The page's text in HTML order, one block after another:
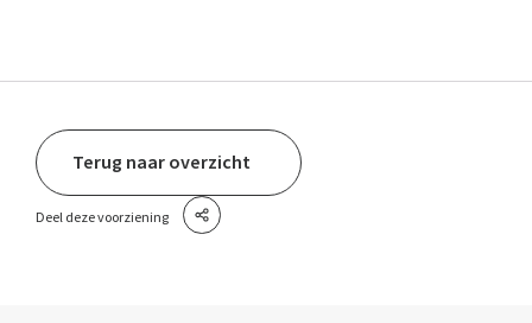
Terug naar overzicht
Deel deze voorziening